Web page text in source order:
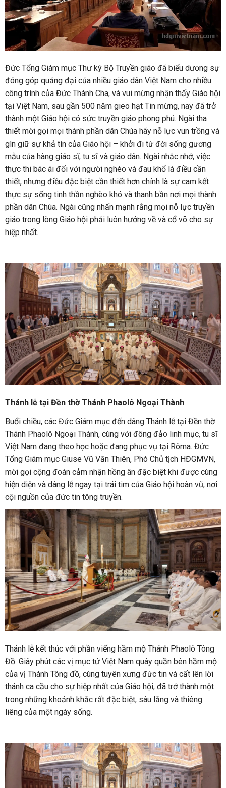
Đức Tổng Giám mục Thư ký Bộ Truyền giáo đã biểu dương sự
đóng góp quảng đại của nhiều giáo dân Việt Nam cho nhiều
công trình của Đức Thánh Cha, và vui mừng nhận thấy Giáo hội
tại Việt Nam, sau gần 500 năm gieo hạt Tin mừng, nay đã trở
thành một Giáo hội có sức truyền giáo phong phú. Ngài tha
thiết mời gọi mọi thành phần dân Chúa hãy nỗ lực vun trồng và
gìn giữ sự khả tín của Giáo hội – khởi đi từ đời sống gương
mẫu của hàng giáo sĩ, tu sĩ và giáo dân. Ngài nhắc nhở, việc
thực thi bác ái đối với người nghèo và đau khổ là điều cần
thiết, nhưng điều đặc biệt cần thiết hơn chính là sự cam kết
thực sự sống tinh thần nghèo khó và thanh bần nơi mọi thành
phần dân Chúa. Ngài cũng nhấn mạnh rằng mọi nỗ lực truyền
giáo trong lòng Giáo hội phải luôn hướng về và cổ võ cho sự
hiệp nhất.
Thánh lễ tại Đền thờ Thánh Phaolô Ngoại Thành
Buổi chiều, các Đức Giám mục đến dâng Thánh lễ tại Đền thờ
Thánh Phaolô Ngoại Thành, cùng với đông đảo linh mục, tu sĩ
Việt Nam đang theo học hoặc đang phục vụ tại Rôma. Đức
Tổng Giám mục Giuse Vũ Văn Thiên, Phó Chủ tịch HĐGMVN,
mời gọi cộng đoàn cảm nhận hồng ân đặc biệt khi được cùng
hiện diện và dâng lễ ngay tại trái tim của Giáo hội hoàn vũ, nơi
cội nguồn của đức tin tông truyền.
Thánh lễ kết thúc với phần viếng hầm mộ Thánh Phaolô Tông
Đồ. Giây phút các vị mục tử Việt Nam quây quần bên hầm mộ
của vị Thánh Tông đồ, cùng tuyên xưng đức tin và cất lên lời
thánh ca cầu cho sự hiệp nhất của Giáo hội, đã trở thành một
trong những khoảnh khắc rất đặc biệt, sâu lắng và thiêng
liêng của một ngày sống.